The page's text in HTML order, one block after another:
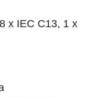
8 x IEC C13, 1 x